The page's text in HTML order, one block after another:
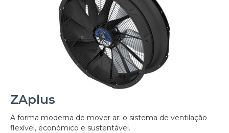
ZAplus
A forma moderna de mover ar: o sistema de ventilação
flexível, económico e sustentável.